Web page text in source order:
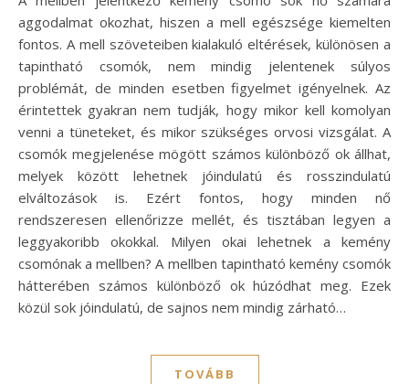
aggodalmat okozhat, hiszen a mell egészsége kiemelten
fontos. A mell szöveteiben kialakuló eltérések, különösen a
tapintható csomók, nem mindig jelentenek súlyos
problémát, de minden esetben figyelmet igényelnek. Az
érintettek gyakran nem tudják, hogy mikor kell komolyan
venni a tüneteket, és mikor szükséges orvosi vizsgálat. A
csomók megjelenése mögött számos különböző ok állhat,
melyek között lehetnek jóindulatú és rosszindulatú
elváltozások is. Ezért fontos, hogy minden nő
rendszeresen ellenőrizze mellét, és tisztában legyen a
leggyakoribb okokkal. Milyen okai lehetnek a kemény
csomónak a mellben? A mellben tapintható kemény csomók
hátterében számos különböző ok húzódhat meg. Ezek
közül sok jóindulatú, de sajnos nem mindig zárható…
TOVÁBB